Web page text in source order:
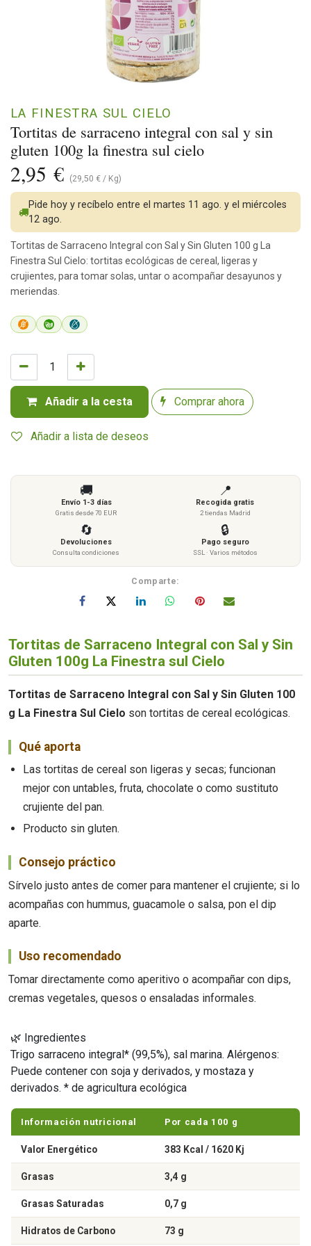
Tortitas de sarraceno integral con sal y sin
gluten 100g la finestra sul cielo
LA FINESTRA SUL CIELO
2,95 € (29,50 € / Kg)
Añadir a la cesta Comprar ahora
Añadir a lista de deseos
Pide hoy y recíbelo entre el martes 11 ago. y el miércoles
12 ago.
Tortitas de Sarraceno Integral con Sal y Sin Gluten 100 g La
Finestra Sul Cielo: tortitas ecológicas de cereal, ligeras y
crujientes, para tomar solas, untar o acompañar desayunos y
meriendas.
🚚
Envío 1-3 días
Gratis desde 70 EUR
📍
Recogida gratis
2 tiendas Madrid
🔄
Devoluciones
Consulta condiciones
🔒
Pago seguro
SSL · Varios métodos
Comparte:
Tortitas de Sarraceno Integral con Sal y Sin
Gluten 100g La Finestra sul Cielo
Tortitas de Sarraceno Integral con Sal y Sin Gluten 100
g La Finestra Sul Cielo son tortitas de cereal ecológicas.
Qué aporta
Las tortitas de cereal son ligeras y secas; funcionan
mejor con untables, fruta, chocolate o como sustituto
crujiente del pan.
Producto sin gluten.
Consejo práctico
Sírvelo justo antes de comer para mantener el crujiente; si lo
acompañas con hummus, guacamole o salsa, pon el dip
aparte.
Uso recomendado
Tomar directamente como aperitivo o acompañar con dips,
cremas vegetales, quesos o ensaladas informales.
🌿 Ingredientes
Trigo sarraceno integral* (99,5%), sal marina. Alérgenos:
Puede contener con soja y derivados, y mostaza y
derivados. * de agricultura ecológica
Información nutricional Por cada 100 g
Valor Energético 383 Kcal / 1620 Kj
Grasas 3,4 g
Grasas Saturadas 0,7 g
Hidratos de Carbono 73 g